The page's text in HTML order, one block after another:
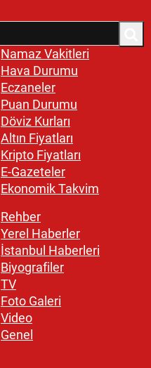
Namaz Vakitleri
Hava Durumu
Eczaneler
Puan Durumu
Döviz Kurları
Altın Fiyatları
Kripto Fiyatları
E-Gazeteler
Ekonomik Takvim
Rehber
Yerel Haberler
İstanbul Haberleri
Biyografiler
TV
Foto Galeri
Video
Genel